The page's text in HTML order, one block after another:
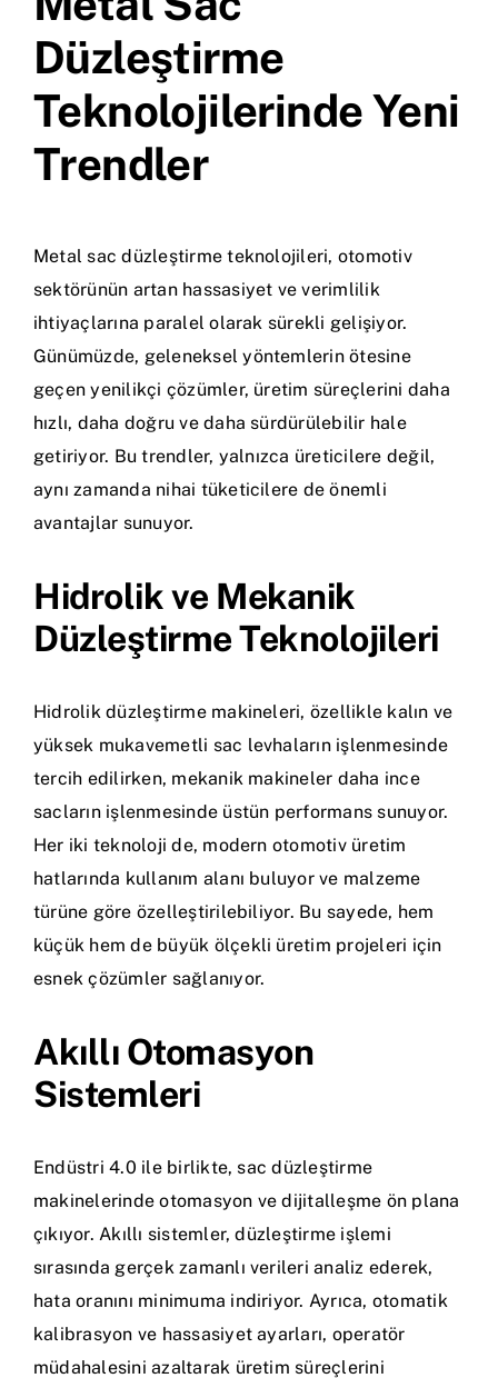
Düzleştirme
Teknolojilerinde Yeni
Trendler
Metal sac düzleştirme teknolojileri, otomotiv
sektörünün artan hassasiyet ve verimlilik
ihtiyaçlarına paralel olarak sürekli gelişiyor.
Günümüzde, geleneksel yöntemlerin ötesine
geçen yenilikçi çözümler, üretim süreçlerini daha
hızlı, daha doğru ve daha sürdürülebilir hale
getiriyor. Bu trendler, yalnızca üreticilere değil,
aynı zamanda nihai tüketicilere de önemli
avantajlar sunuyor.
Hidrolik ve Mekanik
Düzleştirme Teknolojileri
Hidrolik düzleştirme makineleri, özellikle kalın ve
yüksek mukavemetli sac levhaların işlenmesinde
tercih edilirken, mekanik makineler daha ince
sacların işlenmesinde üstün performans sunuyor.
Her iki teknoloji de, modern otomotiv üretim
hatlarında kullanım alanı buluyor ve malzeme
türüne göre özelleştirilebiliyor. Bu sayede, hem
küçük hem de büyük ölçekli üretim projeleri için
esnek çözümler sağlanıyor.
Akıllı Otomasyon
Sistemleri
Endüstri 4.0 ile birlikte, sac düzleştirme
makinelerinde otomasyon ve dijitalleşme ön plana
çıkıyor. Akıllı sistemler, düzleştirme işlemi
sırasında gerçek zamanlı verileri analiz ederek,
hata oranını minimuma indiriyor. Ayrıca, otomatik
kalibrasyon ve hassasiyet ayarları, operatör
müdahalesini azaltarak üretim süreçlerini